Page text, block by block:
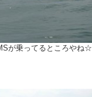
が乗ってるところやね☆